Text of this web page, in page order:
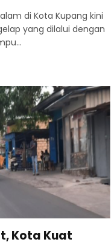
di Kota Kupang kini
yang dilalui dengan
Kota Kuat